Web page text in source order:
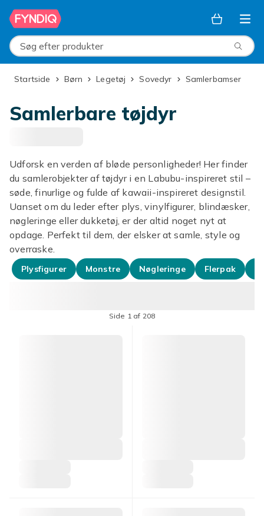
Spring til hovedindhold
Søg efter produkter
Startside Børn Legetøj Sovedyr Samlerbamser
Samlerbare tøjdyr
Udforsk en verden af bløde personligheder! Her finder
du samlerobjekter af tøjdyr i en Labubu-inspireret stil –
søde, finurlige og fulde af kawaii-inspireret designstil.
Uanset om du leder efter plys, vinylfigurer, blindæsker,
nøgleringe eller dukketøj, er der altid noget nyt at
opdage. Perfekt til dem, der elsker at samle, style og
overraske.
Plysfigurer Monstre Nøgleringe Flerpak
Side 1 af 208